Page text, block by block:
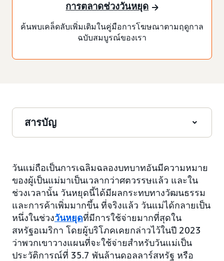
การตลาดช่วงวันหยุด
ค้นพบเคล็ดลับเพิ่มเติมในคู่มือการโฆษณาตามฤดูกาล
ฉบับสมบูรณ์ของเรา
สารบัญ
วันแม่ถือเป็นการเฉลิมฉลองบทบาทอันมีความหมาย
ของผู้เป็นแม่มาเป็นเวลากว่าศตวรรษแล้ว และใน
ช่วงเวลานั้น วันหยุดนี้ได้มีผลกระทบทางวัฒนธรรม
และการค้าเพิ่มมากขึ้น ที่จริงแล้ว วันแม่ได้กลายเป็น
หนึ่งในช่วงวันหยุดที่มีการใช้จ่ายมากที่สุดใน
สหรัฐอเมริกา โดยผู้บริโภคเคยกล่าวไว้ในปี 2023
ว่าพวกเขาวางแผนที่จะใช้จ่ายสำหรับวันแม่เป็น
ประวัติการณ์ที่ 35.7 พันล้านดอลลาร์สหรัฐ หรือ